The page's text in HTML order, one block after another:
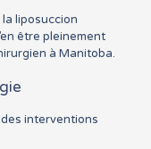
liposuccion
être pleinement
à Manitoba.
interventions